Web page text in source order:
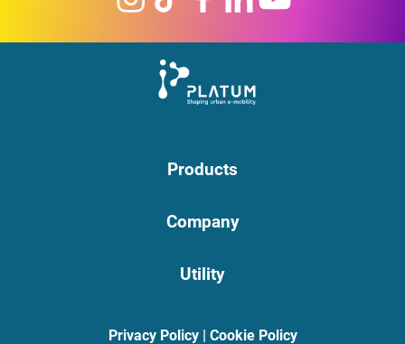
Products
Company
Utility
Privacy Policy| Cookie Policy